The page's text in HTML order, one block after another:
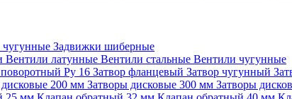
Задвижки шиберные
Вентили латунные Вентили стальные Вентили чугунные
поворотный Ру 16 Затвор фланцевый Затвор чугунный
200 мм Затворы дисковые 300 мм Затворы